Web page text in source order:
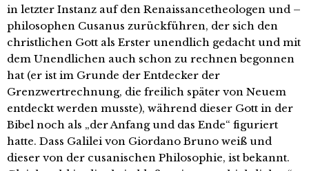
in letzter Instanz auf den Renaissancetheologen und –
philosophen Cusanus zurückführen, der sich den
christlichen Gott als Erster unendlich gedacht und mit
dem Unendlichen auch schon zu rechnen begonnen
hat (er ist im Grunde der Entdecker der
Grenzwertrechnung, die freilich später von Neuem
entdeckt werden musste), während dieser Gott in der
Bibel noch als „der Anfang und das Ende“ figuriert
hatte. Dass Galilei von Giordano Bruno weiß und
dieser von der cusanischen Philosophie, ist bekannt.